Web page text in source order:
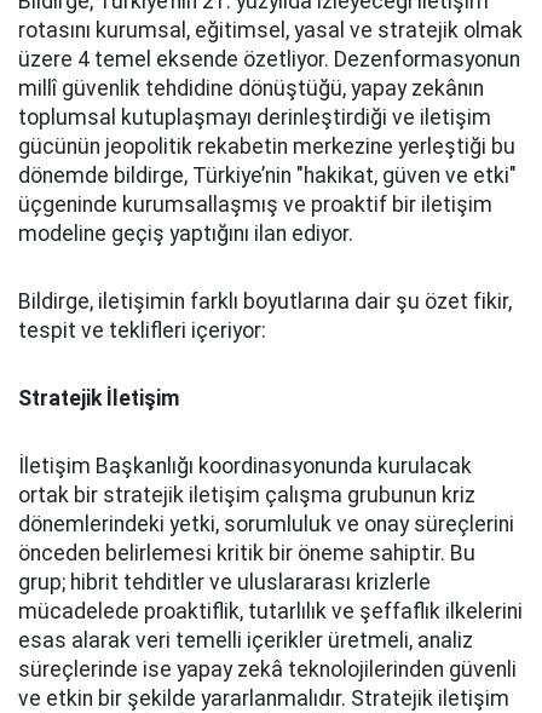
rotasını kurumsal, eğitimsel, yasal ve stratejik olmak
üzere 4 temel eksende özetliyor. Dezenformasyonun
millî güvenlik tehdidine dönüştüğü, yapay zekânın
toplumsal kutuplaşmayı derinleştirdiği ve iletişim
gücünün jeopolitik rekabetin merkezine yerleştiği bu
dönemde bildirge, Türkiye’nin "hakikat, güven ve etki"
üçgeninde kurumsallaşmış ve proaktif bir iletişim
modeline geçiş yaptığını ilan ediyor.
Bildirge, iletişimin farklı boyutlarına dair şu özet fikir,
tespit ve teklifleri içeriyor:
Stratejik İletişim
İletişim Başkanlığı koordinasyonunda kurulacak
ortak bir stratejik iletişim çalışma grubunun kriz
dönemlerindeki yetki, sorumluluk ve onay süreçlerini
önceden belirlemesi kritik bir öneme sahiptir. Bu
grup; hibrit tehditler ve uluslararası krizlerle
mücadelede proaktiflik, tutarlılık ve şeffaflık ilkelerini
esas alarak veri temelli içerikler üretmeli, analiz
süreçlerinde ise yapay zekâ teknolojilerinden güvenli
ve etkin bir şekilde yararlanmalıdır. Stratejik iletişim